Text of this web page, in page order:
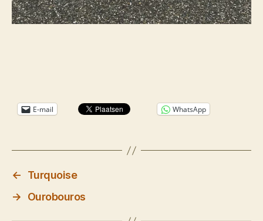
E-mail WhatsApp
←
Turquoise
→
Ourobouros